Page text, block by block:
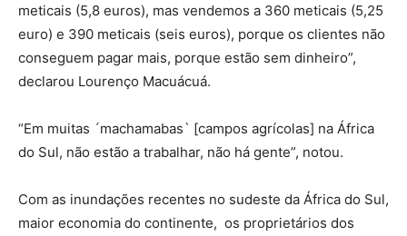
meticais (5,8 euros), mas vendemos a 360 meticais (5,25
euro) e 390 meticais (seis euros), porque os clientes não
conseguem pagar mais, porque estão sem dinheiro”,
declarou Lourenço Macuácuá.
“Em muitas ´machamabas` [campos agrícolas] na África
do Sul, não estão a trabalhar, não há gente”, notou.
Com as inundações recentes no sudeste da África do Sul,
maior economia do continente, os proprietários dos